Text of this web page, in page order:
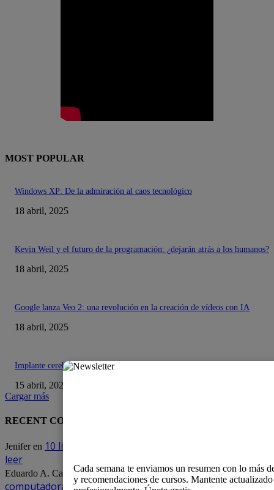
MOST POPULAR
Windows XP: De la admiración al caos tecnológico
18 abril, 2025
Kevin Weil y el futuro de la programación: ¿dejarán atrás a los humanos?
18 abril, 2025
Google lanza Veo 2: una revolución en la creación de vídeos con IA
18 abril, 2025
Implante cerebral: La nueva frontera entre pensamiento y palabra
15 abril, 2025
Cargar más
RECENT COMMENTS
Jenifer en 10 libros que todo estudiante de ingeniería debe
leer
Eduardo A. CabrejasenModding, crea arte y embellece tu
computadora.
Cada semana te enviamos un resumen con lo más
y recomendaciones de cursos. Mantente